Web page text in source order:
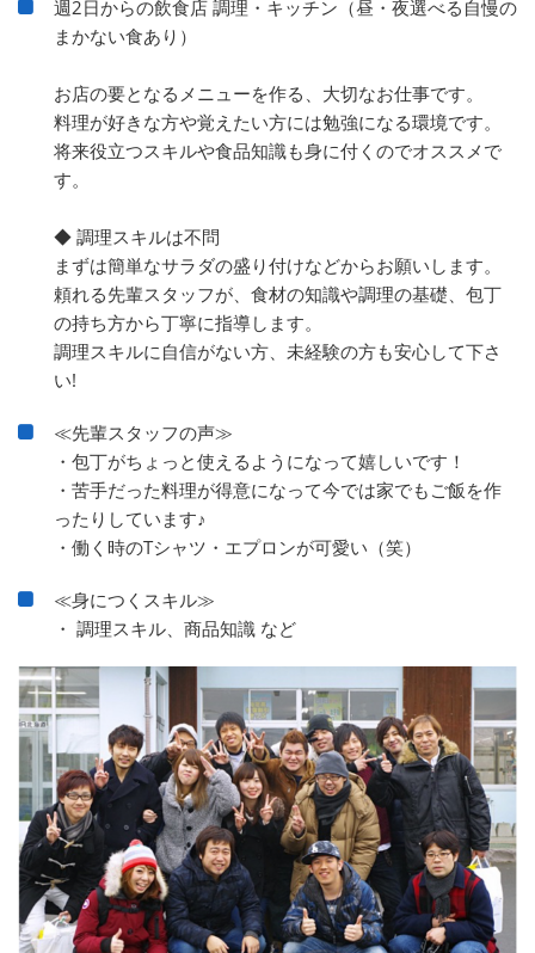
週2日からの飲食店 調理・キッチン（昼・夜選べる自慢の
まかない食あり）
お店の要となるメニューを作る、大切なお仕事です。
料理が好きな方や覚えたい方には勉強になる環境です。
将来役立つスキルや食品知識も身に付くのでオススメで
す。
◆ 調理スキルは不問
まずは簡単なサラダの盛り付けなどからお願いします。
頼れる先輩スタッフが、食材の知識や調理の基礎、包丁
の持ち方から丁寧に指導します。
調理スキルに自信がない方、未経験の方も安心して下さ
い!
≪先輩スタッフの声≫
・包丁がちょっと使えるようになって嬉しいです！
・苦手だった料理が得意になって今では家でもご飯を作
ったりしています♪
・働く時のTシャツ・エプロンが可愛い（笑）
≪身につくスキル≫
・ 調理スキル、商品知識 など